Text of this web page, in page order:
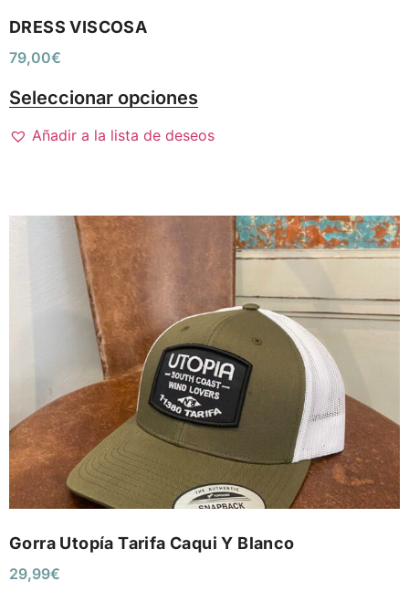
DRESS VISCOSA
79,00€
Seleccionar opciones
Añadir a la lista de deseos
Gorra Utopía Tarifa Caqui Y Blanco
29,99€